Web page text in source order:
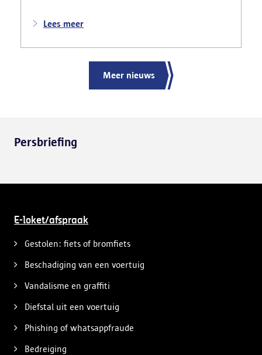
nadat meerdere weggebruikers melding hadden
ernstige verkeershinder die dat als gevolg had.
Lees meer
Meer nieuws
Persbriefing
E-loket/afspraak
Gestolen: fiets of bromfiets
Beschadiging van een voertuig
Vandalisme en graffiti
Diefstal uit een voertuig
Phishing of whatsappfraude
Bedreiging